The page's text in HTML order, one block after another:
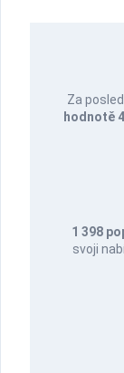
Za
hodnotě
1 398
svoji